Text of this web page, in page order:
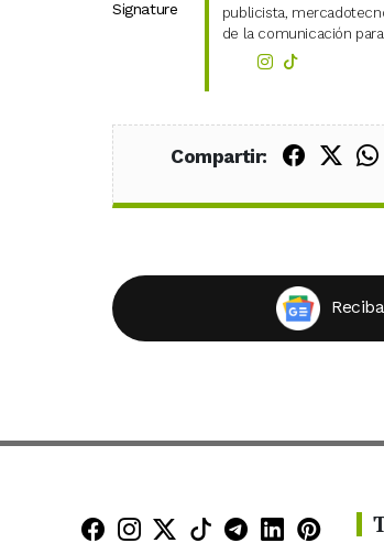
publicista,
de la comunicación
Compartir:
Minuto30 en Facebook
Minuto30 en
Minuto30 en X
Minuto30 en
Canal de